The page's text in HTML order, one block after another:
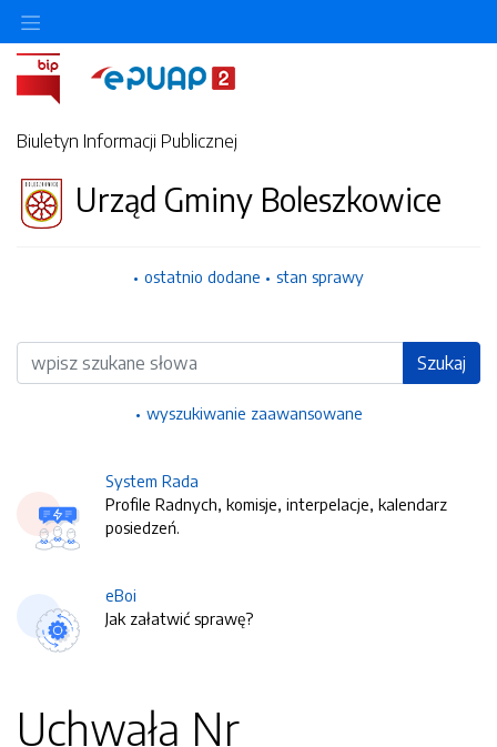
Biuletyn Informacji Publicznej
Urząd Gminy Boleszkowice
ostatnio dodane stan sprawy
Wyszukiwarka Szukaj
wyszukiwanie zaawansowane
System Rada
Profile Radnych, komisje, interpelacje, kalendarz
posiedzeń.
eBoi
Jak załatwić sprawę?
Uchwała Nr